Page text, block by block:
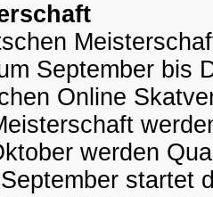
September bis
Online
werden
startet